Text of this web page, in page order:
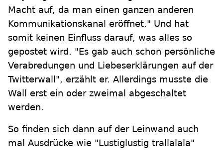
Macht auf, da man einen ganzen anderen
Kommunikationskanal eröffnet." Und hat
somit keinen Einfluss darauf, was alles so
gepostet wird. "Es gab auch schon persönliche
Verabredungen und Liebeserklärungen auf der
Twitterwall", erzählt er. Allerdings musste die
Wall erst ein oder zweimal abgeschaltet
werden.
So finden sich dann auf der Leinwand auch
mal Ausdrücke wie "Lustiglustig trallalala"